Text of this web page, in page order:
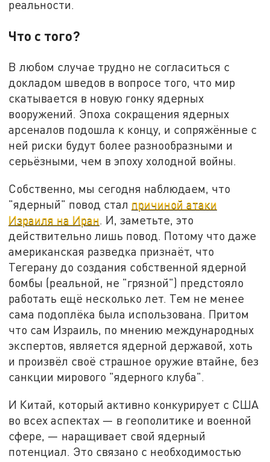
реальности.
Что с того?
В любом случае трудно не согласиться с
докладом шведов в вопросе того, что мир
скатывается в новую гонку ядерных
вооружений. Эпоха сокращения ядерных
арсеналов подошла к концу, и сопряжённые с
ней риски будут более разнообразными и
серьёзными, чем в эпоху холодной войны.
Собственно, мы сегодня наблюдаем, что
"ядерный" повод стал причиной атаки
Израиля на Иран. И, заметьте, это
действительно лишь повод. Потому что даже
американская разведка признаёт, что
Тегерану до создания собственной ядерной
бомбы (реальной, не "грязной") предстояло
работать ещё несколько лет. Тем не менее
сама подоплёка была использована. Притом
что сам Израиль, по мнению международных
экспертов, является ядерной державой, хоть
и произвёл своё страшное оружие втайне, без
санкции мирового "ядерного клуба".
И Китай, который активно конкурирует с США
во всех аспектах — в геополитике и военной
сфере, — наращивает свой ядерный
потенциал. Это связано с необходимостью